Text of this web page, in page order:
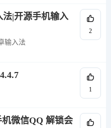
法|开源手机输入
输入法
2
1
微信QQ 解锁会